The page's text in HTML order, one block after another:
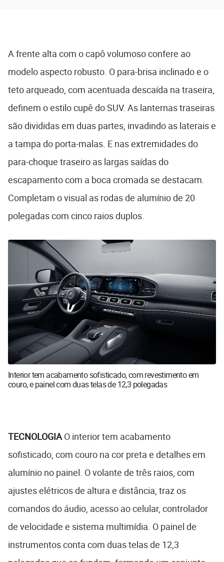
A frente alta com o capô volumoso confere ao
modelo aspecto robusto. O para-brisa inclinado e o
teto arqueado, com acentuada descaída na traseira,
definem o estilo cupê do SUV. As lanternas traseiras
são divididas em duas partes, invadindo as laterais e
a tampa do porta-malas. E nas extremidades do
para-choque traseiro as largas saídas do
escapamento com a boca cromada se destacam.
Completam o visual as rodas de alumínio de 20
polegadas com cinco raios duplos.
Interior tem acabamento sofisticado, com revestimento em
couro, e painel com duas telas de 12,3 polegadas
TECNOLOGIAO interior tem acabamento
sofisticado, com couro na cor preta e detalhes em
alumínio no painel. O volante de três raios, com
ajustes elétricos de altura e distância, traz os
comandos do áudio, acesso ao celular, controlador
de velocidade e sistema multimídia. O painel de
instrumentos conta com duas telas de 12,3